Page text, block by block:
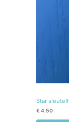
Star
€ 4,50